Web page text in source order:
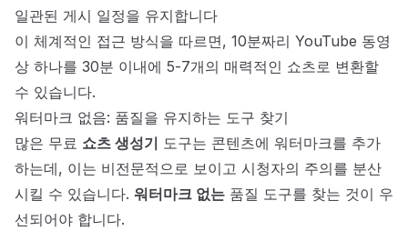
일관된 게시 일정을 유지합니다
이 체계적인 접근 방식을 따르면, 10분짜리 YouTube 동영
상 하나를 30분 이내에 5-7개의 매력적인 쇼츠로 변환할
수 있습니다.
워터마크 없음: 품질을 유지하는 도구 찾기
많은 무료 쇼츠 생성기 도구는 콘텐츠에 워터마크를 추가
하는데, 이는 비전문적으로 보이고 시청자의 주의를 분산
시킬 수 있습니다. 워터마크 없는 품질 도구를 찾는 것이 우
선되어야 합니다.